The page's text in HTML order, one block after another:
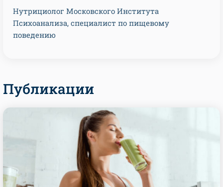
Нутрициолог Московского Института
Психоанализа, специалист по пищевому
поведению
Публикации